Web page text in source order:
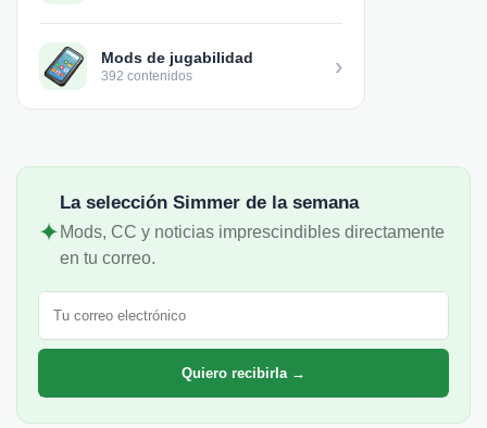
Mods de jugabilidad
392 contenidos ›
✦
La selección Simmer de la semana
Mods, CC y noticias imprescindibles directamente
en tu correo.
Correo electrónico
Quiero recibirla →